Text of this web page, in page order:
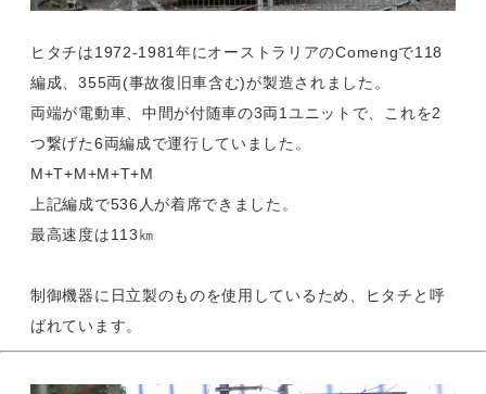
ヒタチは1972-1981年にオーストラリアのComengで118
編成、355両(事故復旧車含む)が製造されました。
両端が電動車、中間が付随車の3両1ユニットで、これを2
つ繋げた6両編成で運行していました。
M+T+M+M+T+M
上記編成で536人が着席できました。
最高速度は113㎞
制御機器に日立製のものを使用しているため、ヒタチと呼
ばれています。